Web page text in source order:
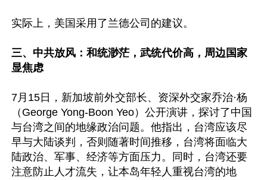
实际上，美国采用了兰德公司的建议。
三、中共放风：和统渺茫，武统代价高，周边国家
显焦虑
7月15日，新加坡前外交部长、资深外交家乔治·杨
（George Yong‑Boon Yeo）公开演讲，探讨了中国
与台湾之间的地缘政治问题。他指出，台湾应该尽
早与大陆谈判，否则随著时间推移，台湾将面临大
陆政治、军事、经济等方面压力。同时，台湾还要
注意防止人才流失，让本岛年轻人重视台湾的地